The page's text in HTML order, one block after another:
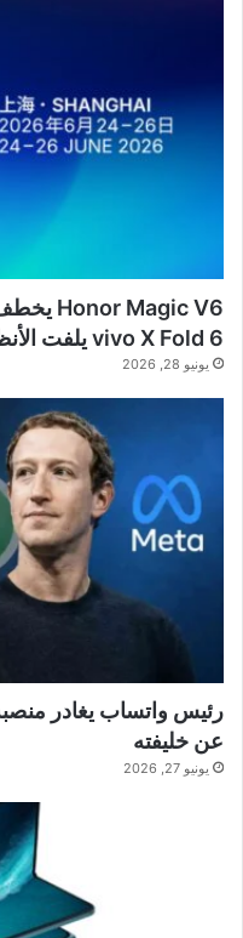
vivo X Fold 6 يلفت الأنظار
يونيو 28, 2026
عن خليفته
يونيو 27, 2026